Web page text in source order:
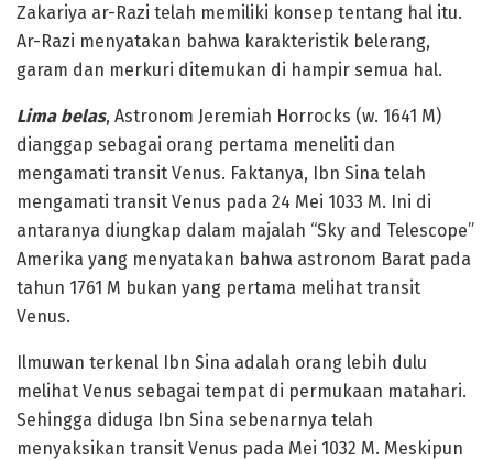
Zakariya ar-Razi telah memiliki konsep tentang hal itu.
Ar-Razi menyatakan bahwa karakteristik belerang,
garam dan merkuri ditemukan di hampir semua hal.
Lima belas, Astronom Jeremiah Horrocks (w. 1641 M)
dianggap sebagai orang pertama meneliti dan
mengamati transit Venus. Faktanya, Ibn Sina telah
mengamati transit Venus pada 24 Mei 1033 M. Ini di
antaranya diungkap dalam majalah “Sky and Telescope”
Amerika yang menyatakan bahwa astronom Barat pada
tahun 1761 M bukan yang pertama melihat transit
Venus.
Ilmuwan terkenal Ibn Sina adalah orang lebih dulu
melihat Venus sebagai tempat di permukaan matahari.
Sehingga diduga Ibn Sina sebenarnya telah
menyaksikan transit Venus pada Mei 1032 M. Meskipun